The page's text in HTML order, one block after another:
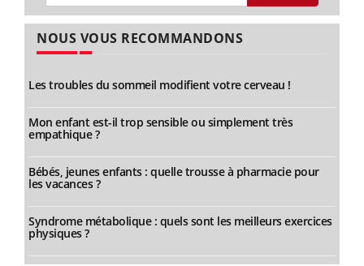
NOUS VOUS RECOMMANDONS
Les troubles du sommeil modifient votre cerveau !
Mon enfant est-il trop sensible ou simplement très
empathique ?
Bébés, jeunes enfants : quelle trousse à pharmacie pour
les vacances ?
Syndrome métabolique : quels sont les meilleurs exercices
physiques ?